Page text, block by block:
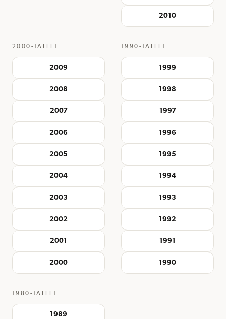
2010
2000-TALLET
2009
2008
2007
2006
2005
2004
2003
2002
2001
2000
1990-TALLET
1999
1998
1997
1996
1995
1994
1993
1992
1991
1990
1980-TALLET
1989